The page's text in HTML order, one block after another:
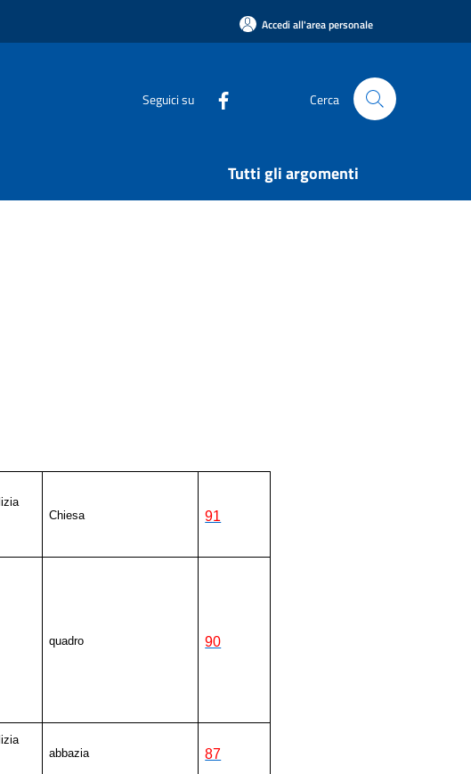
Accedi all'area personale
Seguici su Cerca
Tutti gli argomenti
Chiesa 91
quadro 90
abbazia 87